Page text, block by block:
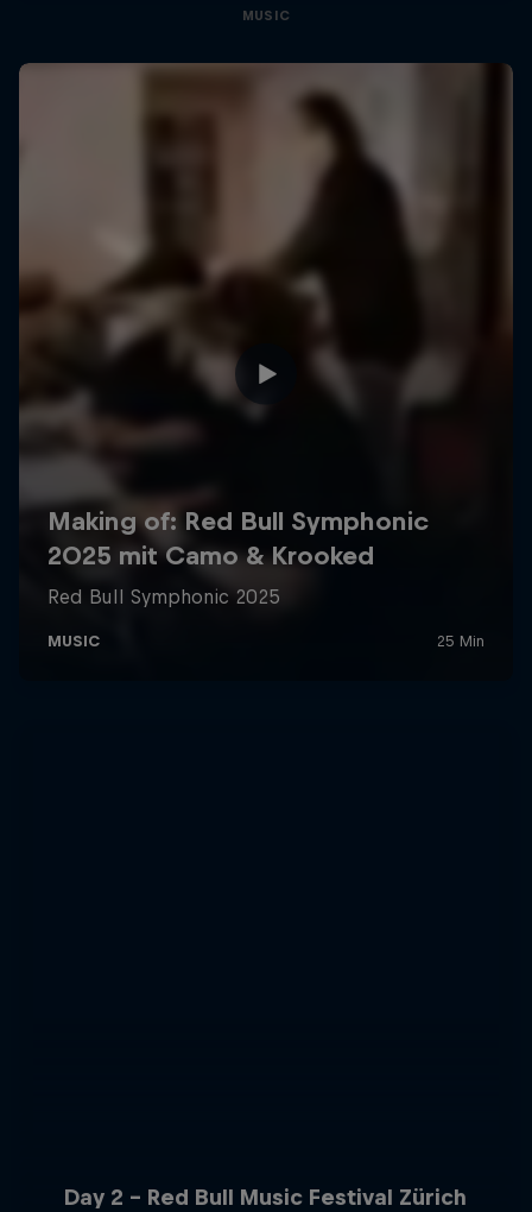
MUSIC
Day 2 - Red Bull Music Festival Zürich